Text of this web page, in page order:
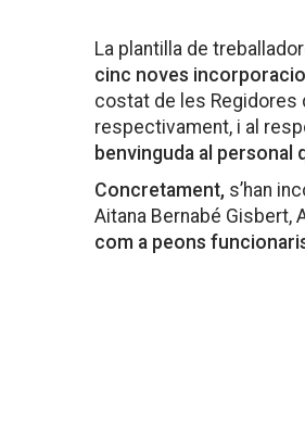
La plantilla de
cinc noves
costat de les Regidores
respectivament, i al
benvinguda al personal
Concretament, s’han
Aitana Bernabé Gisbert,
com a peons